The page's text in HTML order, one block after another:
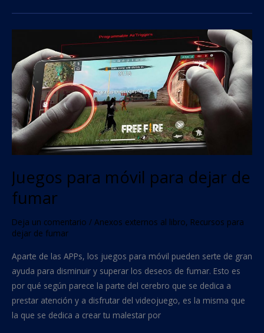
Juegos para móvil para dejar de
fumar
Deja un comentario / Anexos externos al libro, Recursos para
dejar de fumar
Aparte de las APPs, los juegos para móvil pueden serte de gran
ayuda para disminuir y superar los deseos de fumar. Esto es
por qué según parece la parte del cerebro que se dedica a
prestar atención y a disfrutar del videojuego, es la misma que
la que se dedica a crear tu malestar por
móvil
para
dejar
de
fumar